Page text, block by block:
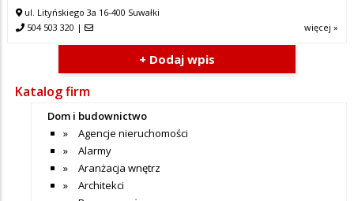
ul. Lityńskiego 3a 16-400 Suwałki
504 503 320 | więcej »
+ Dodaj wpis
Katalog firm
Dom i budownictwo
Agencje nieruchomości
Alarmy
Aranżacja wnętrz
Architekci